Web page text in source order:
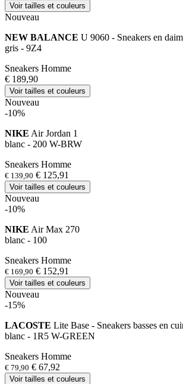
Voir tailles et couleurs
Nouveau
NEW BALANCE U 9060 - Sneakers en
gris - 9Z4
Sneakers Homme
€ 189,90
Voir tailles et couleurs
Nouveau
-10%
NIKE Air Jordan 1
blanc - 200 W-BRW
Sneakers Homme
€ 139,90 € 125,91
Voir tailles et couleurs
Nouveau
-10%
NIKE Air Max 270
blanc - 100
Sneakers Homme
€ 169,90 € 152,91
Voir tailles et couleurs
Nouveau
-15%
LACOSTE Lite Base - Sneakers basses en
blanc - 1R5 W-GREEN
Sneakers Homme
€ 79,90 € 67,92
Voir tailles et couleurs